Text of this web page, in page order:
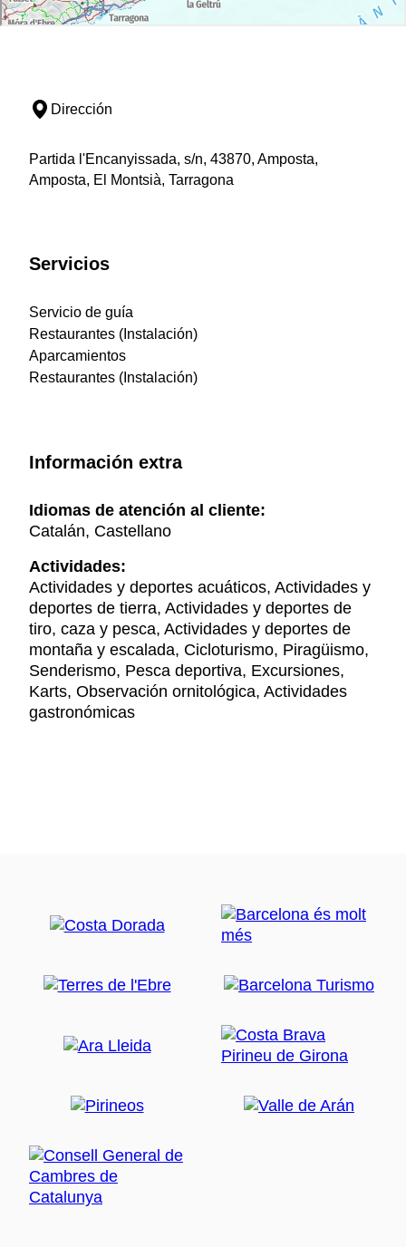
Dirección
Partida l'Encanyissada, s/n, 43870, Amposta,
Amposta, El Montsià, Tarragona
Servicios
Servicio de guía
Restaurantes (Instalación)
Aparcamientos
Restaurantes (Instalación)
Información extra
Idiomas de atención al cliente:
Catalán, Castellano
Actividades:
Actividades y deportes acuáticos, Actividades y
deportes de tierra, Actividades y deportes de
tiro, caza y pesca, Actividades y deportes de
montaña y escalada, Cicloturismo, Piragüismo,
Senderismo, Pesca deportiva, Excursiones,
Karts, Observación ornitológica, Actividades
gastronómicas